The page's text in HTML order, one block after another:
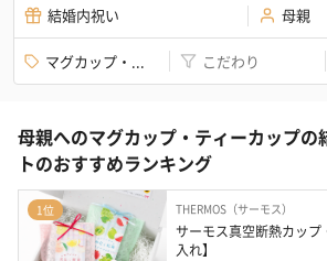
結婚内祝い 母親
マグカップ・... こだわり
母親へのマグカップ・ティーカップの
トのおすすめランキング
1位 THERMOS（サーモス）
サーモス真空断熱カッ
入れ】